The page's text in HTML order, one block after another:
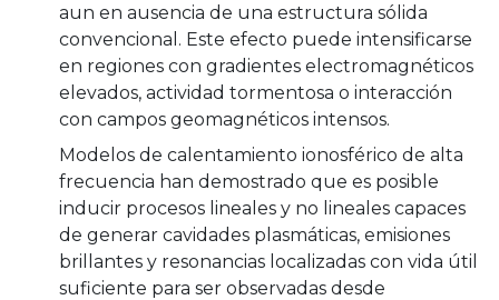
aun en ausencia de una estructura sólida
convencional. Este efecto puede intensificarse
en regiones con gradientes electromagnéticos
elevados, actividad tormentosa o interacción
con campos geomagnéticos intensos.
Modelos de calentamiento ionosférico de alta
frecuencia han demostrado que es posible
inducir procesos lineales y no lineales capaces
de generar cavidades plasmáticas, emisiones
brillantes y resonancias localizadas con vida útil
suficiente para ser observadas desde